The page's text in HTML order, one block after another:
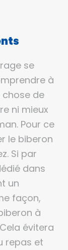
se
à
chose de
ni mieux
Pour ce
le biberon
Si par
dans
un
façon,
à
évitera
repas et